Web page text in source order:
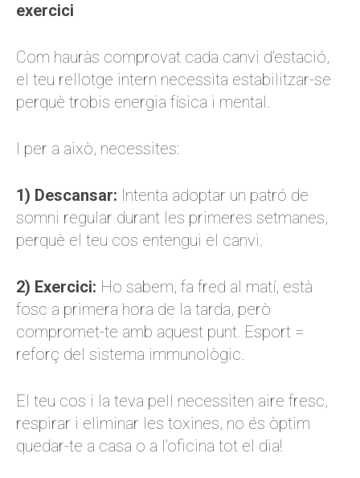
exercici
Com hauràs comprovat cada canvi d’estació,
el teu rellotge intern necessita estabilitzar-se
perquè trobis energia física i mental.
I per a això, necessites:
1) Descansar: Intenta adoptar un patró de
somni regular durant les primeres setmanes,
perquè el teu cos entengui el canvi.
2) Exercici: Ho sabem, fa fred al matí, està
fosc a primera hora de la tarda, però
compromet-te amb aquest punt. Esport =
reforç del sistema immunològic.
El teu cos i la teva pell necessiten aire fresc,
respirar i eliminar les toxines, no és òptim
quedar-te a casa o a l’oficina tot el dia!